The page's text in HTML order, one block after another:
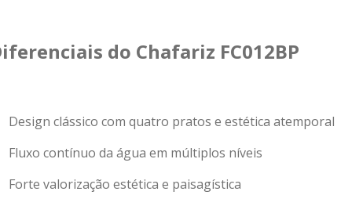
do Chafariz FC012BP
Design clássico com quatro pratos e estética atemporal
Fluxo contínuo da água em múltiplos níveis
Forte valorização estética e paisagística